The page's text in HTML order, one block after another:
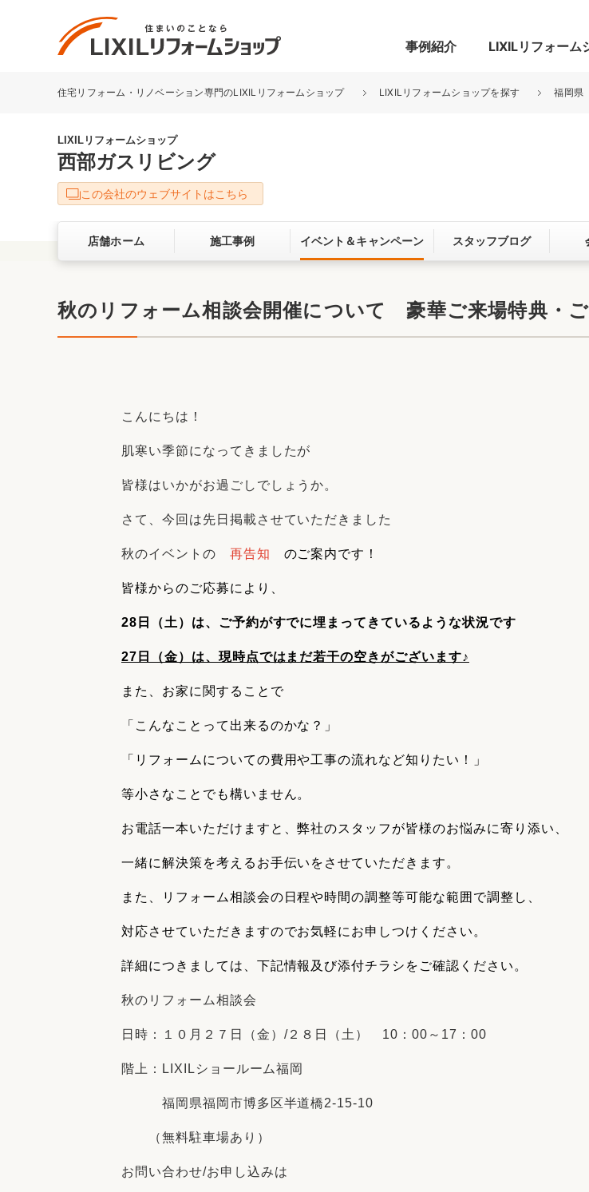
事例紹介
リフォーム事例を探す
キッチン
洗面化粧室 トイレ 玄関まわり
ベランダ・バルコニー ガーデンスペース カースペース
お客さまの声
LIXILリフォーム
LIXILリフォームショップについて
サービス向上・品質改善の取り組み お客さま満足度アンケート
リフォームコンシェルジュ®
中古物件探しから性能向上リフォームをワン
住宅リフォーム・リノベーション専門のLIXILリフォームショップ LIXILリフォームショップを探す 福岡県
LIXILリフォームショップ
西部ガスリビング
この会社のウェブサイトはこちら
店舗ホーム 施工事例 イベント＆キャンペーン スタッフブログ
秋のリフォーム相談会開催について 豪華ご来場特典・
こんにちは！
肌寒い季節になってきましたが
皆様はいかがお過ごしでしょうか。
さて、今回は先日掲載させていただきました
秋のイベントの 再告知 のご案内です！
皆様からのご応募により、
28日（土）は、ご予約がすでに埋まってきているような状況です
27日（金）は、現時点ではまだ若干の空きがございます♪
また、お家に関することで
「こんなことって出来るのかな？」
「リフォームについての費用や工事の流れなど知りたい！」
等小さなことでも構いません。
お電話一本いただけますと、弊社のスタッフが皆様のお悩みに寄り添い、
一緒に解決策を考えるお手伝いをさせていただきます。
また、リフォーム相談会の日程や時間の調整等可能な範囲で調整し、
対応させていただきますのでお気軽にお申しつけください。
詳細につきましては、下記情報及び添付チラシをご確認ください。
秋のリフォーム相談会
日時：１０月２７日（金）/２８日（土） 10：00～17：00
階上：LIXILショールーム福岡
福岡県福岡市博多区半道橋2-15-10
（無料駐車場あり）
お問い合わせ/お申し込みは